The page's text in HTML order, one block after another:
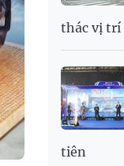
thác vị trí
tiên